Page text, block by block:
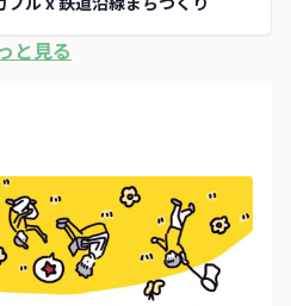
と見る